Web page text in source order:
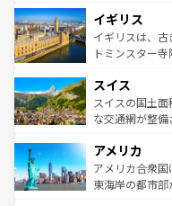
いる。シャンパ
香り高いラベ
らに、パリ以
れる地方に足を
き
を参照してほし
顔を持つこの国
ルリンの文化
してライン川
は、お酒好きな人に
ドイツ情報はコ
イギリス
イギリスは、
トミンスター
リアごとに異な
ティー、ビー
戦など、本場
ンツ一覧を参照
スイス
スイスの国土
な交通網が整
の建物がそのま
博物館もあり、
ことができる
アメリカ
アメリカ合衆国
東海岸の都市